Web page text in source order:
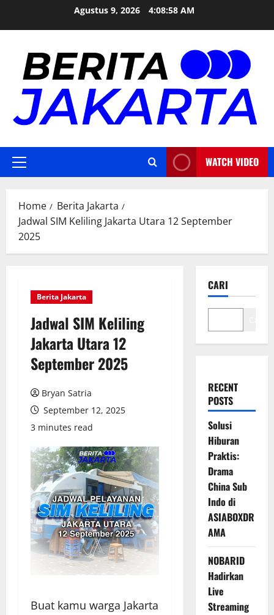
Agustus 9, 2026 4:08:58 AM
Primary
WATCH VIDEO
Home
Berita Jakarta
Jadwal SIM Keliling Jakarta Utara 12 September
2025
Berita Jakarta
Jadwal SIM Keliling
Jakarta Utara 12
September 2025
Bryan Satria
September 12, 2025
3 minutes read
Buat kamu warga Jakarta
CARI
RECENT
POSTS
Solusi
Hiburan
Praktis:
Drama
China Sub
Indo di
ASIABOXDR
AMA
NOBARID
Hadirkan
Live
Streaming